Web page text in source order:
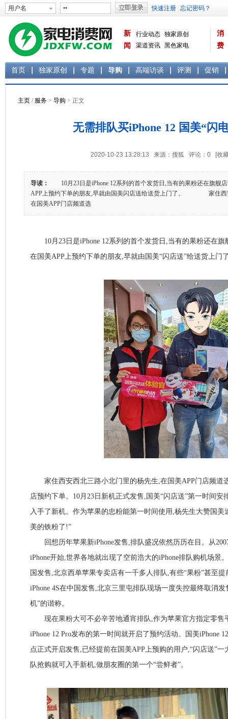
新
闻
行业动态 独家原创
渠道资讯 黑色家电
消
费
首页 独家原创 专题 导购 高端访谈 评测 促销
主页 / 服务 > 导购 > 正文
无需排队买iPhone 12 国美“闪
2020-10-23 13:28:13 来源：搜狐 评论： 0 [收
导读：
10月23日是iPhone 12系列的首个发货日,当有的果粉还在旗舰
APP上预约下单的朋友,早就由国美闪店送给送货上门了。 家住西
在国美APP门店频道选
10月23日是iPhone 12系列的首个发货日,当有的果粉还在旗
在国美APP上预约下单的朋友,早就由国美“闪店送”给送货上门
家住西安西北三路小北门里的杨先生,在国美APP门店频道
店预约下单。10月23日新机正式发售,国美“闪店送”第一时间安
入手了新机。作为苹果的忠粉能第一时间使用,杨先生大赞国美
美的铁粉了!”
回想历年苹果新iPhone发售,排队盛况依然历历在目。从
iPhone开始,世界各地就出现了空前浩大的iPhone排队购机场景
国发售,北京西单苹果专卖店有一千多人排队,有些“果粉”甚至提
iPhone 4S在中国发售,北京三里屯排队现场一度失控最终取消
机”的谐称。
现在果粉大可不必辛苦地通宵排队,作为苹果官方指定零售
iPhone 12 Pro发布的第一时间就开启了预约活动。国美iPhone
点正式开启发售,已经提前在国美APP上预购的用户,“闪店送”
队抢购就可入手新机,做朋友圈的第一个“尝鲜者”。